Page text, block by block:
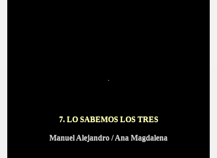
7. LO SABEMOS LOS TRES
Manuel Alejandro / Ana Magdalena